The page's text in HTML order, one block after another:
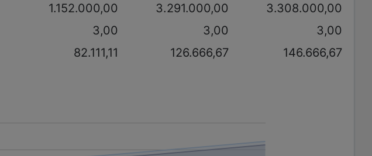
1.152.000,00 3.291.000,00
3.308.000,00
3,00 3,00
3,00
82.111,11 126.666,67 146.666,67